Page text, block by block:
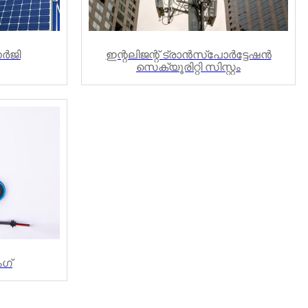
ഇന്റലിജന്റ് ട്രാൻസ്പോർട്ടേഷൻ
സെക്യൂരിറ്റി സിസ്റ്റം